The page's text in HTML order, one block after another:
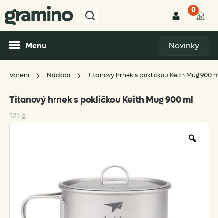
0
Menu Novinky
Vaření Nádobí Titanový hrnek s pokličkou Keith Mug 900
Titanový hrnek s pokličkou Keith Mug 900 ml
121 g